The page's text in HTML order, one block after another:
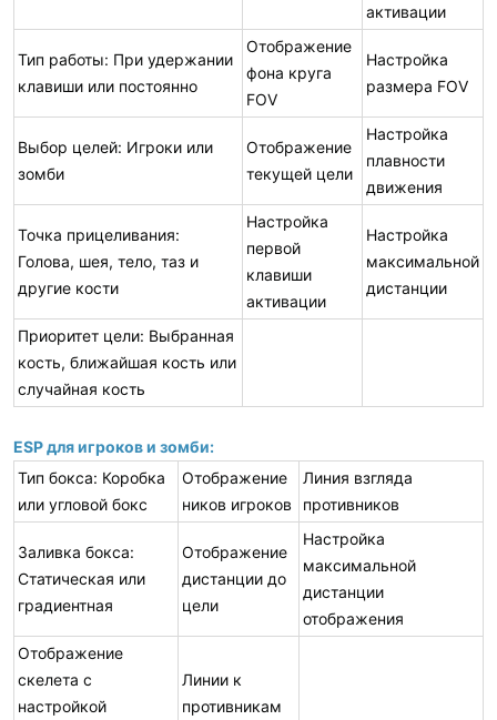
активации
Тип работы: При удержании
клавиши или постоянно
Отображение
фона круга
FOV
Настройка
размера FOV
Выбор целей: Игроки или
зомби
Отображение
текущей цели
Настройка
плавности
движения
Точка прицеливания:
Голова, шея, тело, таз и
другие кости
Настройка
первой
клавиши
активации
Настройка
максимальной
дистанции
Приоритет цели: Выбранная
кость, ближайшая кость или
случайная кость
ESP для игроков и зомби:
Тип бокса: Коробка
или угловой бокс
Отображение
ников игроков
Линия взгляда
противников
Заливка бокса:
Статическая или
градиентная
Отображение
дистанции до
цели
Настройка
максимальной
дистанции
отображения
Отображение
скелета с
настройкой
Линии к
противникам